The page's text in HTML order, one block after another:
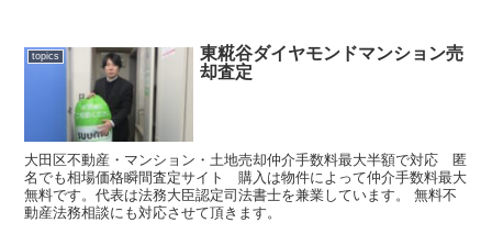
topics
東糀谷ダイヤモンドマンション売
却査定
大田区不動産・マンション・土地売却仲介手数料最大半額で対応 匿
名でも相場価格瞬間査定サイト 購入は物件によって仲介手数料最大
無料です。代表は法務大臣認定司法書士を兼業しています。 無料不
動産法務相談にも対応させて頂きます。